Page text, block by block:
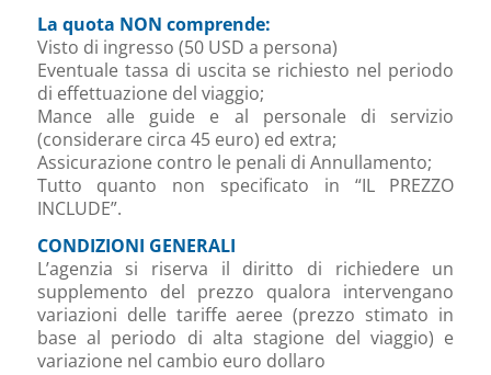
La quota NON comprende:
Visto di ingresso (50 USD a persona)
Eventuale tassa di uscita se richiesto nel periodo
di effettuazione del viaggio;
Mance alle guide e al personale di servizio
(considerare circa 45 euro) ed extra;
Assicurazione contro le penali di Annullamento;
Tutto quanto non specificato in “IL PREZZO
INCLUDE”.
CONDIZIONI GENERALI
L’agenzia si riserva il diritto di richiedere un
supplemento del prezzo qualora intervengano
variazioni delle tariffe aeree (prezzo stimato in
base al periodo di alta stagione del viaggio) e
variazione nel cambio euro dollaro